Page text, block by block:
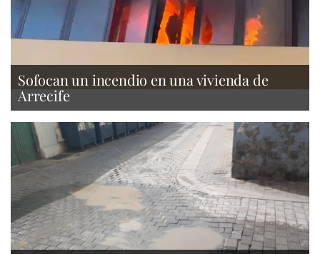
Sofocan un incendio en una vivienda de
Arrecife